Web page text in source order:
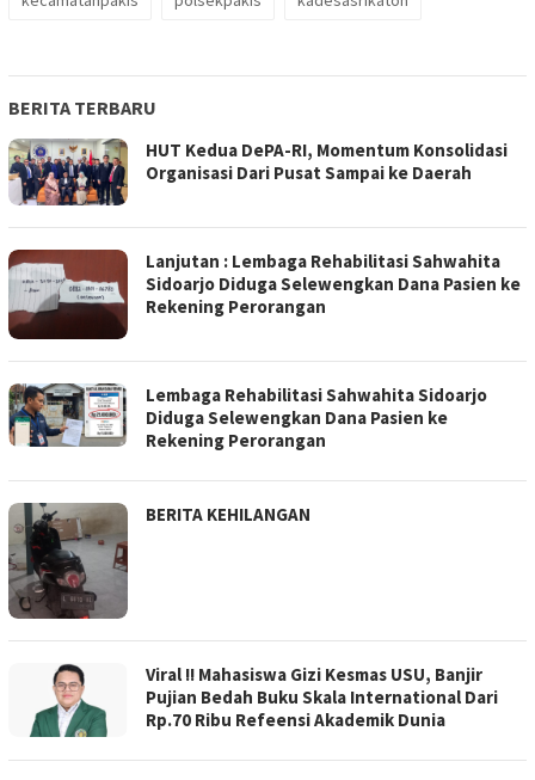
BERITA TERBARU
HUT Kedua DePA-RI, Momentum Konsolidasi
Organisasi Dari Pusat Sampai ke Daerah
Lanjutan : Lembaga Rehabilitasi Sahwahita
Sidoarjo Diduga Selewengkan Dana Pasien ke
Rekening Perorangan
Lembaga Rehabilitasi Sahwahita Sidoarjo
Diduga Selewengkan Dana Pasien ke
Rekening Perorangan
BERITA KEHILANGAN
Viral !! Mahasiswa Gizi Kesmas USU, Banjir
Pujian Bedah Buku Skala International Dari
Rp.70 Ribu Refeensi Akademik Dunia